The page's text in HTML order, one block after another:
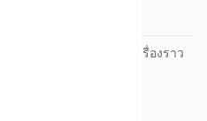
ชัน อัปเดตและติดตามทุกเรื่องราว